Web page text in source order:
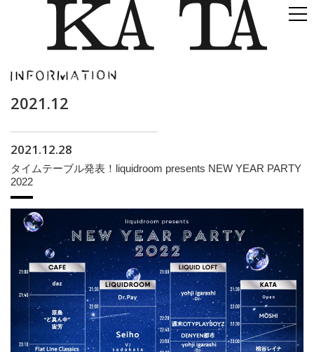
2021.12
2021.12.28
タイムテーブル発表！liquidroom presents NEW YEAR PARTY
2022